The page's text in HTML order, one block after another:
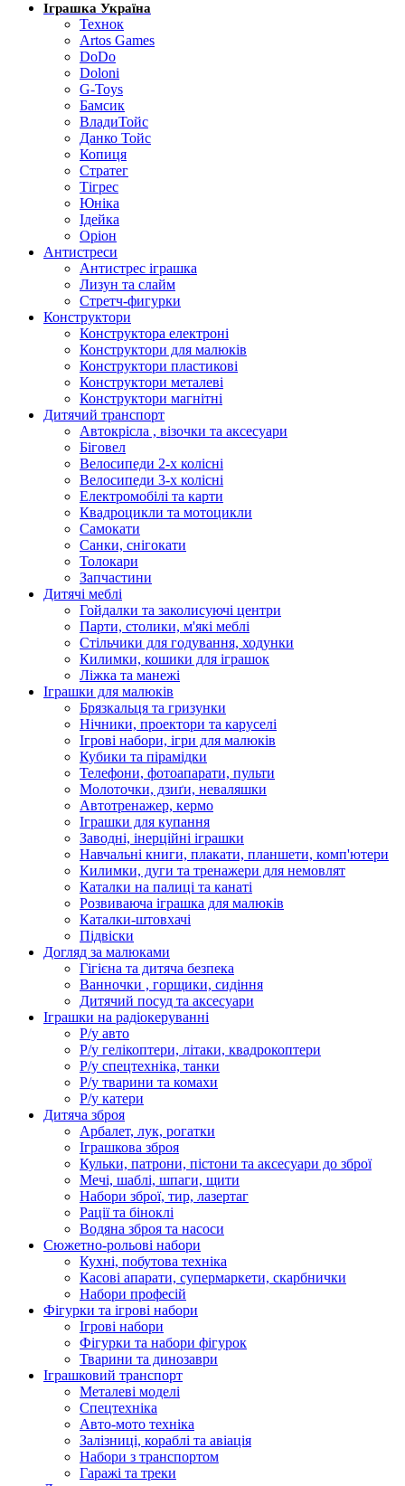
Іграшка Україна
Технок
Artos Games
DoDo
Doloni
G-Toys
Бамсик
ВладиТойс
Данко Тойс
Копиця
Стратег
Тігрес
Юніка
Ідейка
Оріон
Антистреси
Антистрес іграшка
Лизун та слайм
Стретч-фигурки
Конструктори
Конструктора електроні
Конструктори для малюків
Конструктори пластикові
Конструктори металеві
Конструктори магнітні
Дитячий транспорт
Автокрісла , візочки та аксесуари
Біговел
Велосипеди 2-х колісні
Велосипеди 3-х колісні
Електромобілі та карти
Квадроцикли та мотоцикли
Самокати
Санки, снігокати
Толокари
Запчастини
Дитячі меблі
Гойдалки та заколисуючі центри
Парти, столики, м'які меблі
Стільчики для годування, ходунки
Килимки, кошики для іграшок
Ліжка та манежі
Іграшки для малюків
Брязкальця та гризунки
Нічники, проектори та каруселі
Ігрові набори, ігри для малюків
Кубики та пірамідки
Телефони, фотоапарати, пульти
Молоточки, дзиґи, неваляшки
Автотренажер, кермо
Іграшки для купання
Заводні, інерційні іграшки
Навчальні книги, плакати, планшети, комп'ютери
Килимки, дуги та тренажери для немовлят
Каталки на палиці та канаті
Розвиваюча іграшка для малюків
Каталки-штовхачі
Підвіски
Догляд за малюками
Гігієна та дитяча безпека
Ванночки , горщики, сидіння
Дитячий посуд та аксесуари
Іграшки на радіокеруванні
Р/у авто
Р/у гелікоптери, літаки, квадрокоптери
Р/у спецтехніка, танки
Р/у тварини та комахи
Р/у катери
Дитяча зброя
Арбалет, лук, рогатки
Іграшкова зброя
Кульки, патрони, пістони та аксесуари до зброї
Мечі, шаблі, шпаги, щити
Набори зброї, тир, лазертаг
Рації та біноклі
Водяна зброя та насоси
Сюжетно-рольові набори
Кухні, побутова техніка
Касові апарати, супермаркети, скарбнички
Набори професій
Фігурки та ігрові набори
Ігрові набори
Фігурки та набори фігурок
Тварини та динозаври
Іграшковий транспорт
Металеві моделі
Спецтехніка
Авто-мото техніка
Залізниці, кораблі та авіація
Набори з транспортом
Гаражі та треки